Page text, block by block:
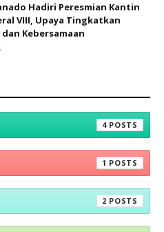
Hadiri Peresmian Kantin
VIII, Upaya Tingkatkan
Kebersamaan
4
1
2